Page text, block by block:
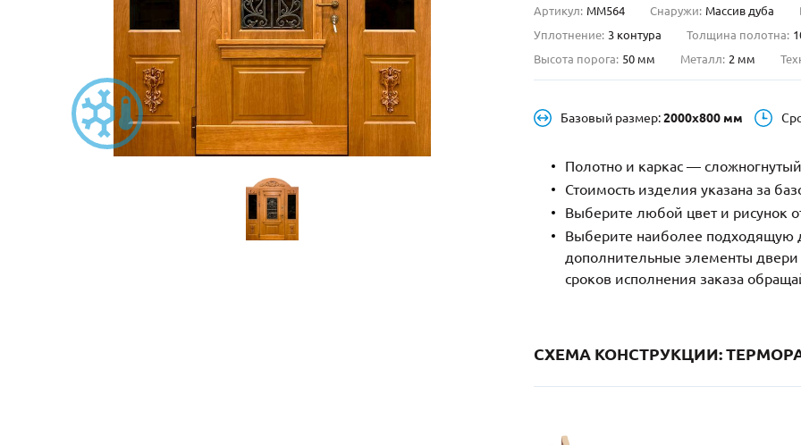
Артикул: ММ564 Снаружи: Массив дуба
Уплотнение: 3 контура Толщина полотна:
Высота порога: 50 мм Металл: 2 мм
Базовый размер:2000х800 мм
Полотно и каркас —
Стоимость изделия указана за
Выберите любой цвет и рисунок
Выберите наиболее подходящую
дополнительные элементы двери
сроков исполнения заказа
СХЕМА КОНСТРУКЦИИ: